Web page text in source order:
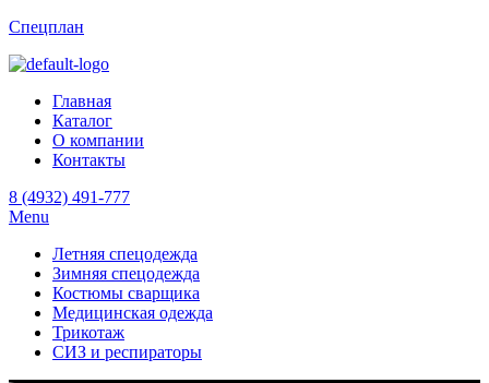
Спецплан
Главная
Каталог
О компании
Контакты
8 (4932) 491-777
Menu
Летняя спецодежда
Зимняя спецодежда
Костюмы сварщика
Медицинская одежда
Трикотаж
СИЗ и респираторы